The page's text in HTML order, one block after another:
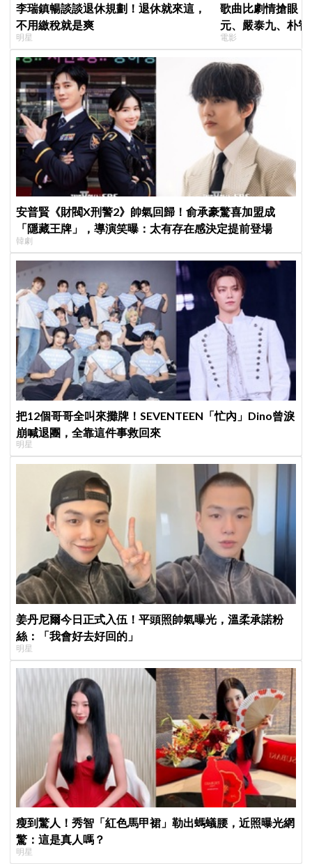
李瑞鎮暢談談退休規劃！退休就來這，
不用繳稅就是爽
明星
歌曲比劇情搶眼
元、嚴泰九、朴
曲《Love Is》超
電影
安普賢《財閥X刑警2》帥氣回歸！俞承豪驚喜加盟成
「隱藏王牌」，導演笑曝：太有存在感決定提前登場
韓劇
把12個哥哥全叫來攤牌！SEVENTEEN「忙內」Dino曾淚
崩喊退團，全靠這件事救回來
明星
姜丹尼爾今日正式入伍！平頭照帥氣曝光，溫柔承諾粉
絲：「我會好去好回的」
明星
瘦到驚人！秀智「紅色馬甲裙」勒出螞蟻腰，近照曝光網
驚：這是真人嗎？
明星